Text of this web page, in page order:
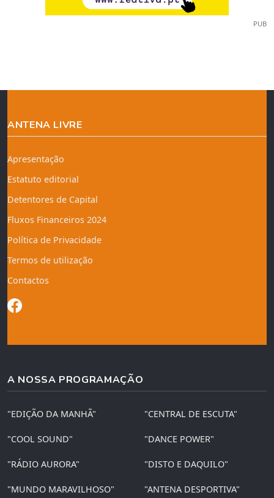
PUB
ANTENA LIVRE
Apresentação
Estatuto editorial
Detentores de Capital
Fluxos Financeiros 2024
Política de Privacidade
Termos de utilização
Contactos
A NOSSA PROGRAMAÇÃO
"EDIÇÃO DA MANHÃ" "CENTRAL DE ESCUTA"
"COOL SOUND" "DANCE POWER"
"RÁDIO AURORA" "DISTO E DAQUILO"
"MUNDO MARAVILHOSO" "ANTENA DESPORTIVA"